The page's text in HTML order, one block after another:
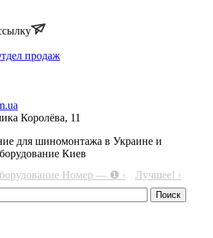
продаж
Королёва, 11
для шиномонтажа в Украине и
Киев
Номер — ❶ › Лучшее! ›